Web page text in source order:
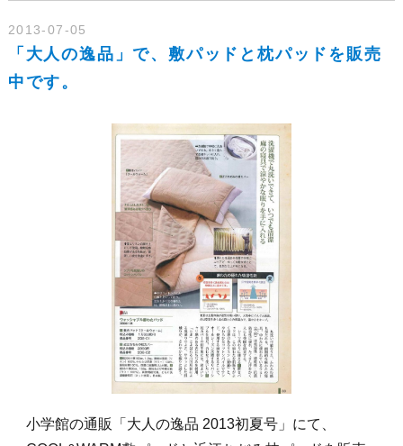
2013-07-05
「大人の逸品」で、敷パッドと枕パッドを販売
中です。
小学館の通販「大人の逸品 2013初夏号」にて、